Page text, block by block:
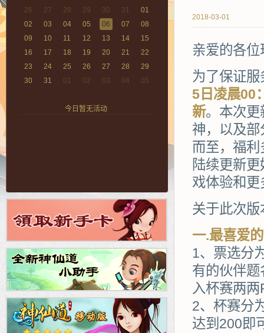
26
27 28 29 30 31
01
02
03 04 05 06 07
08
09
10 11 12 13 14
15
16
17 18 19 20 21
22
23
24 25 26 27 28
29
30
31 01 02 03 04 05
今日暂无活动
2018-03-01
亲爱的各位
为了保证
5日凌晨00
新。本次更
神，以及
而至，福
陆续更新
戏体验和
关于此次
一.最喜爱
1、票选分
有的伙伴
入杯赛两两
2、杯赛分
达到200即